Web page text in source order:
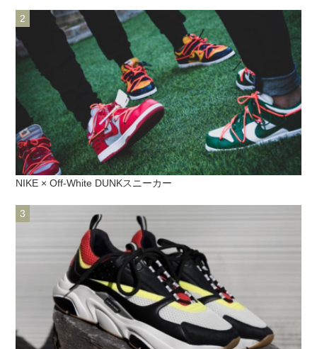
NIKE × Off-White DUNKスニーカー